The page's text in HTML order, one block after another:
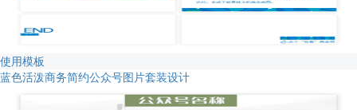
使用模板
蓝色活泼商务简约公众号图片套装设计